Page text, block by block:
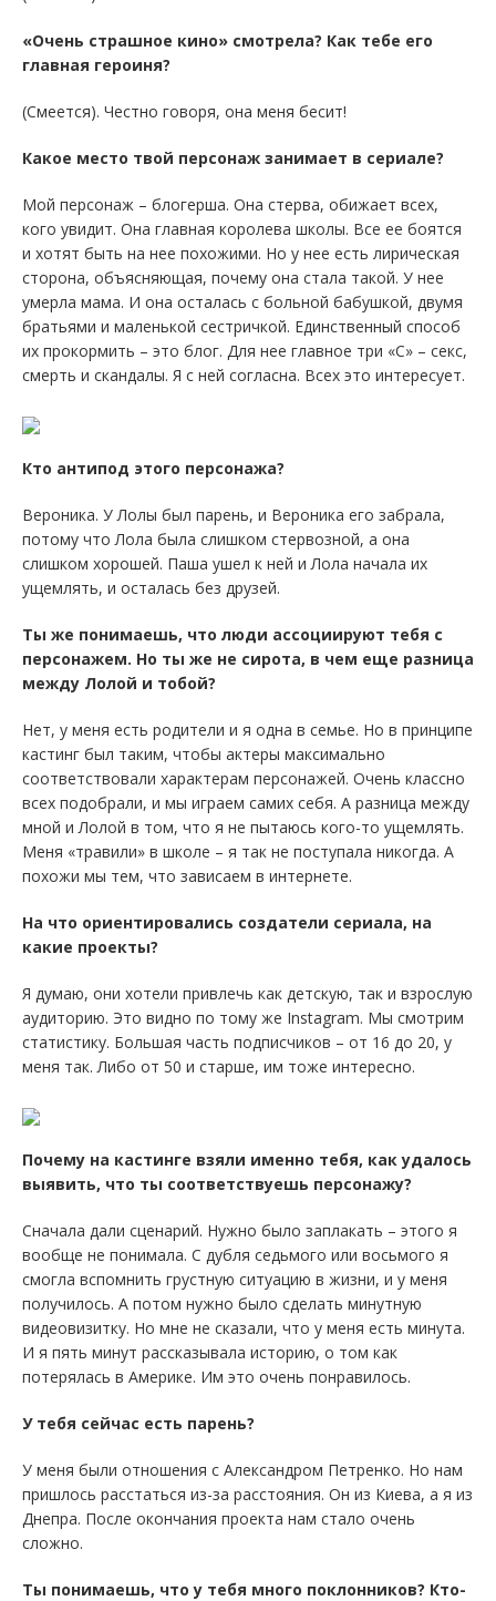
«Очень страшное кино» смотрела? Как тебе его
главная героиня?
(Смеется). Честно говоря, она меня бесит!
Какое место твой персонаж занимает в сериале?
Мой персонаж – блогерша. Она стерва, обижает всех,
кого увидит. Она главная королева школы. Все ее боятся
и хотят быть на нее похожими. Но у нее есть лирическая
сторона, объясняющая, почему она стала такой. У нее
умерла мама. И она осталась с больной бабушкой, двумя
братьями и маленькой сестричкой. Единственный способ
их прокормить – это блог. Для нее главное три «С» – секс,
смерть и скандалы. Я с ней согласна. Всех это интересует.
Кто антипод этого персонажа?
Вероника. У Лолы был парень, и Вероника его забрала,
потому что Лола была слишком стервозной, а она
слишком хорошей. Паша ушел к ней и Лола начала их
ущемлять, и осталась без друзей.
Ты же понимаешь, что люди ассоциируют тебя с
персонажем. Но ты же не сирота, в чем еще разница
между Лолой и тобой?
Нет, у меня есть родители и я одна в семье. Но в принципе
кастинг был таким, чтобы актеры максимально
соответствовали характерам персонажей. Очень классно
всех подобрали, и мы играем самих себя. А разница между
мной и Лолой в том, что я не пытаюсь кого-то ущемлять.
Меня «травили» в школе – я так не поступала никогда. А
похожи мы тем, что зависаем в интернете.
На что ориентировались создатели сериала, на
какие проекты?
Я думаю, они хотели привлечь как детскую, так и взрослую
аудиторию. Это видно по тому же Instagram. Мы смотрим
статистику. Большая часть подписчиков – от 16 до 20, у
меня так. Либо от 50 и старше, им тоже интересно.
Почему на кастинге взяли именно тебя, как удалось
выявить, что ты соответствуешь персонажу?
Сначала дали сценарий. Нужно было заплакать – этого я
вообще не понимала. С дубля седьмого или восьмого я
смогла вспомнить грустную ситуацию в жизни, и у меня
получилось. А потом нужно было сделать минутную
видеовизитку. Но мне не сказали, что у меня есть минута.
И я пять минут рассказывала историю, о том как
потерялась в Америке. Им это очень понравилось.
У тебя сейчас есть парень?
У меня были отношения с Александром Петренко. Но нам
пришлось расстаться из-за расстояния. Он из Киева, а я из
Днепра. После окончания проекта нам стало очень
сложно.
Ты понимаешь, что у тебя много поклонников? Кто-